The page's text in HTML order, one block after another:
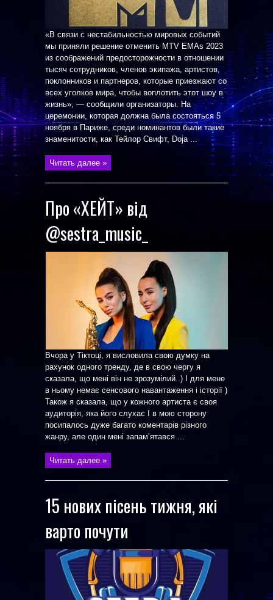
«В связи с нестабильностью мировых событий
мы приняли решение отменить MTV EMAs 2023
из соображений предосторожности в отношении
тысяч сотрудников, членов экипажа, артистов,
поклонников и партнеров, которые приезжают со
всех уголков мира, чтобы воплотить этот шоу в
жизнь», — сообщили организаторы. На
церемонии, которая должна была состояться 5
ноября в Париже, среди номинантов были такие
знаменитости, как Тейлор Свифт, Doja ...
Читать далее »
Про «ХЕЙТ» від
@sestra_music_
Вчора у Тіктоці, я висловила свою думку на
рахунок одного тренду, де в свою чергу я
сказала, що мені він не зрозумілий..) І для мене
в ньому немає сенсового навантаження і історії )
Також я сказала, що у кожного артиста є своя
аудиторія, яка його слухає І в мою сторону
посипалось дуже багато коментарів різного
жанру, але один мені запамʼятався ...
Читать далее »
15 нових пісень тижня, які
варто почути